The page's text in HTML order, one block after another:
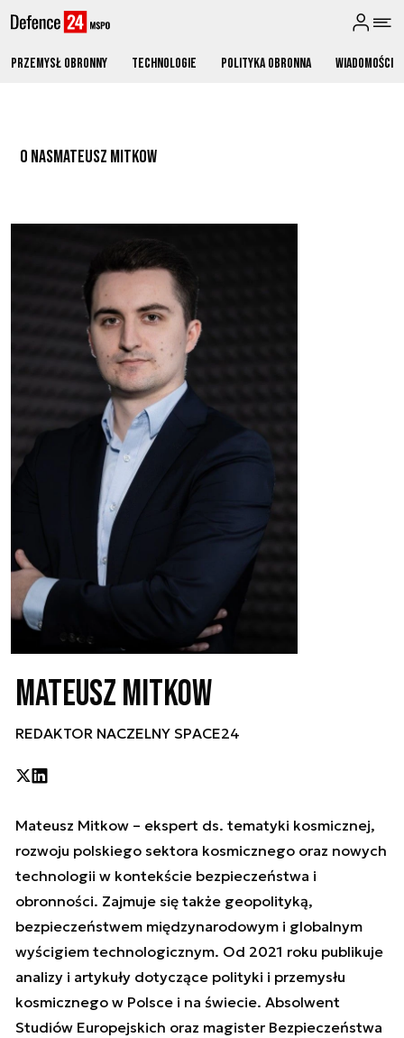
Przemysł obronny Technologie Polityka obronna Wiadomości
O NASMATEUSZ MITKOW
Mateusz Mitkow
REDAKTOR NACZELNY SPACE24
Mateusz Mitkow – ekspert ds. tematyki kosmicznej,
rozwoju polskiego sektora kosmicznego oraz nowych
technologii w kontekście bezpieczeństwa i
obronności. Zajmuje się także geopolityką,
bezpieczeństwem międzynarodowym i globalnym
wyścigiem technologicznym. Od 2021 roku publikuje
analizy i artykuły dotyczące polityki i przemysłu
kosmicznego w Polsce i na świecie. Absolwent
Studiów Europejskich oraz magister Bezpieczeństwa